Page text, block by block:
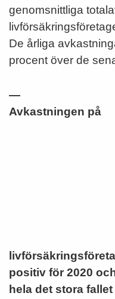
genomsnittliga
De årliga
procent över de
—
Avkastningen på
positiv för 2020
hela det stora